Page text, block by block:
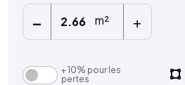
- m² +
+ 10% pour les
pertes